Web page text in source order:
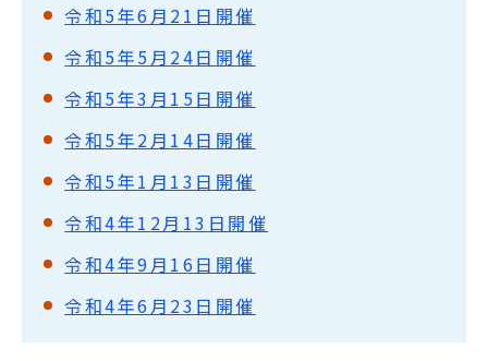
令和5年6月21日開催
令和5年5月24日開催
令和5年3月15日開催
令和5年2月14日開催
令和5年1月13日開催
令和4年12月13日開催
令和4年9月16日開催
令和4年6月23日開催